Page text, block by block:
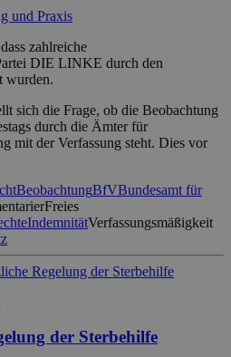
und Praxis
zahlreiche
DIE LINKE durch den
wurden.
sich die Frage, ob die Beobachtung
durch die Ämter für
mit der Verfassung steht. Dies vor
BeobachtungBfVBundesamt für
Freies
IndemnitätVerfassungsmäßigkeit
der Sterbehilfe